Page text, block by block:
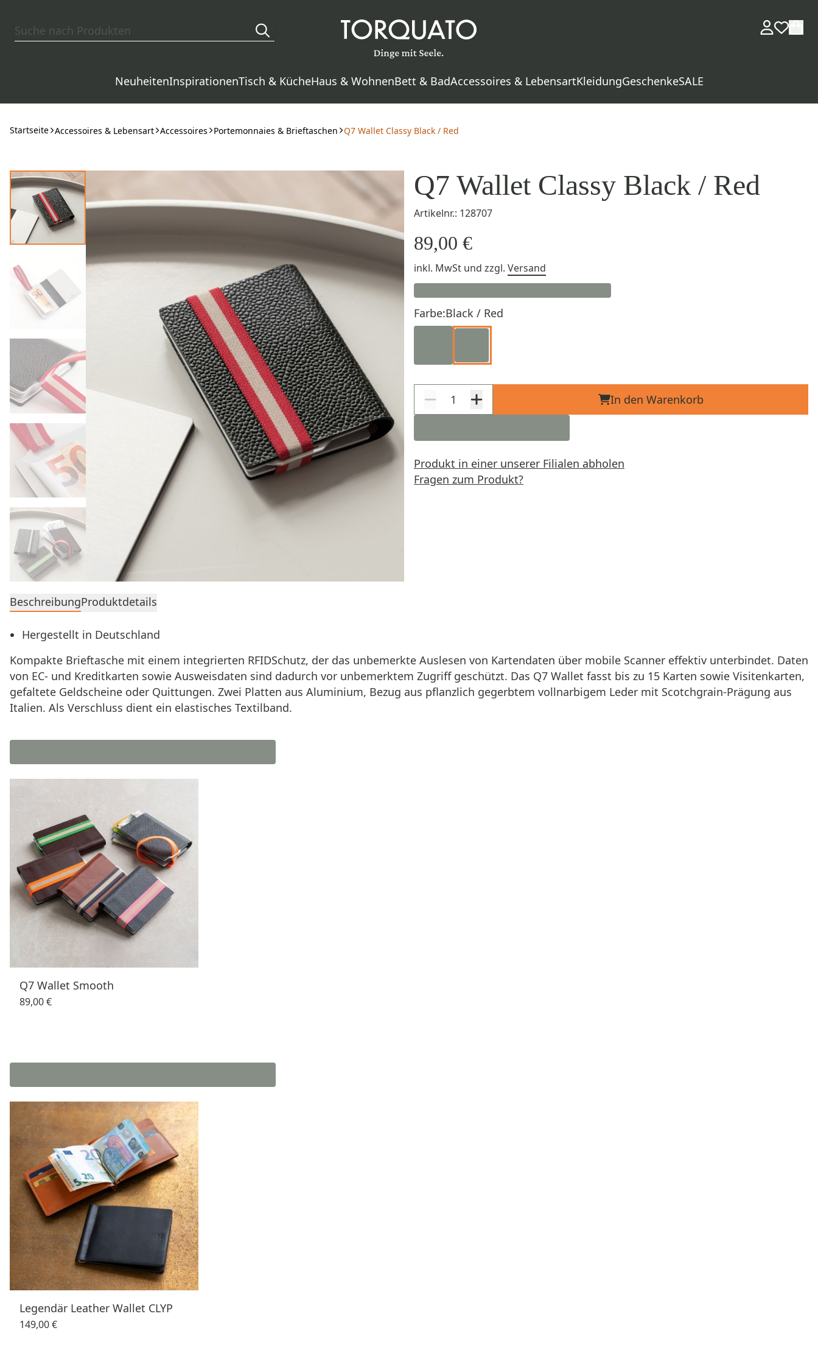
NeuheitenInspirationenTisch & KücheHaus & WohnenBett & BadAccessoires & LebensartKleidungGeschenkeSALE
Startseite Accessoires & Lebensart Accessoires Portemonnaies & Brieftaschen Q7 Wallet Classy Black / Red
Q7 Wallet Classy Black / Red
Artikelnr.: 128707
89,00 €
inkl. MwSt und zzgl. Versand
Farbe:Black / Red
In den Warenkorb
Produkt in einer unserer Filialen abholen
Fragen zum Produkt?
BeschreibungProduktdetails
Hergestellt in Deutschland
Kompakte Brieftasche mit einem integrierten RFIDSchutz, der das unbemerkte Auslesen von Kartendaten über mobile Scanner effektiv unterbindet. Daten
von EC- und Kreditkarten sowie Ausweisdaten sind dadurch vor unbemerktem Zugriff geschützt. Das Q7 Wallet fasst bis zu 15 Karten sowie Visitenkarten,
gefaltete Geldscheine oder Quittungen. Zwei Platten aus Aluminium, Bezug aus pflanzlich gegerbtem vollnarbigem Leder mit Scotchgrain-Prägung aus
Italien. Als Verschluss dient ein elastisches Textilband.
Q7 Wallet Smooth
89,00 €
Legendär Leather Wallet CLYP
149,00 €